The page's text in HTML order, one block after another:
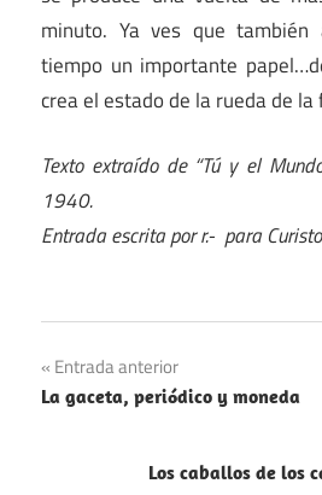
minuto. Ya ves que también
tiempo un importante
crea el estado de la rueda de
Texto extraído de “Tú y el
1940.
Entrada escrita por r.- para
Navegación
de
entradas
Entrada anterior
La gaceta, periódico y moneda
Los caballos de los